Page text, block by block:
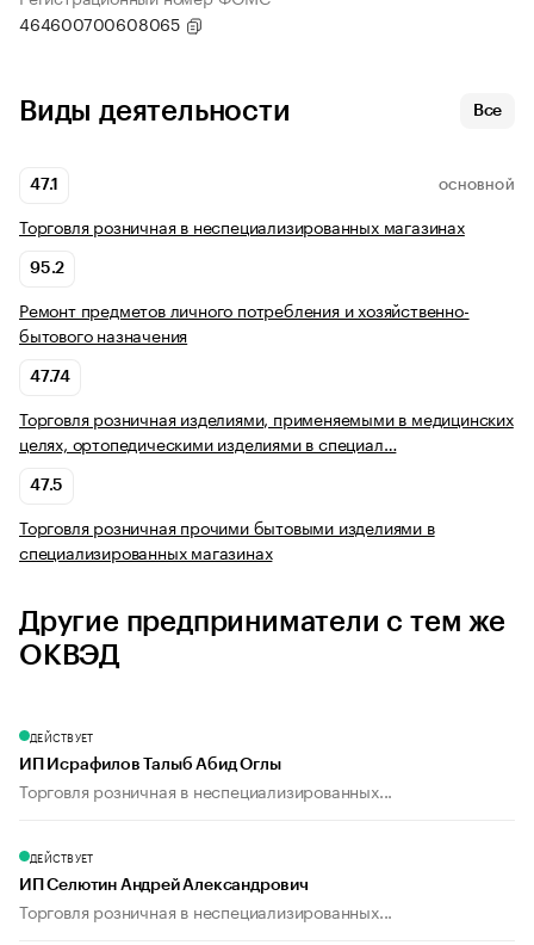
464600700608065
Виды деятельности Все
47.1 ОСНОВНОЙ
Торговля розничная в неспециализированных магазинах
95.2
Ремонт предметов личного потребления и хозяйственно-
бытового назначения
47.74
Торговля розничная изделиями, применяемыми в медицинских
целях, ортопедическими изделиями в специал…
47.5
Торговля розничная прочими бытовыми изделиями в
специализированных магазинах
Другие предприниматели с тем же
ОКВЭД
ДЕЙСТВУЕТ
ИП Исрафилов Талыб Абид Оглы
Торговля розничная в неспециализированных...
ДЕЙСТВУЕТ
ИП Селютин Андрей Александрович
Торговля розничная в неспециализированных...